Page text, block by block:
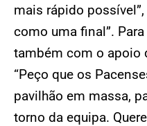
mais rápido
como uma final”.
também com o apoio
“Peço que os
pavilhão em massa,
torno da equipa.